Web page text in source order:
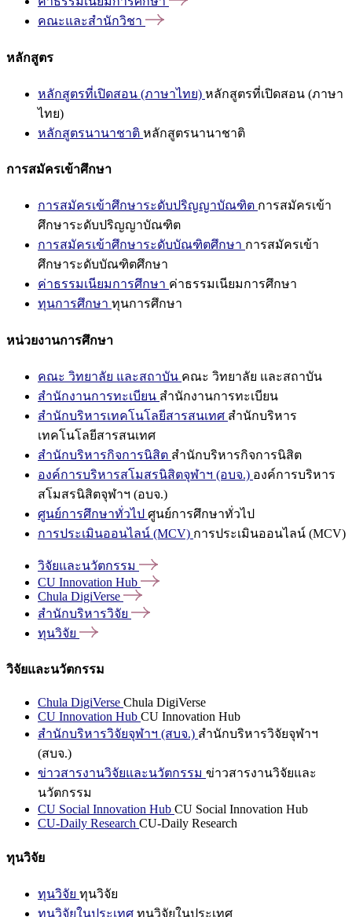
คณะและสำนักวิชา
หลักสูตร
หลักสูตรที่เปิดสอน (ภาษาไทย) หลักสูตรที่เปิดสอน (ภาษา
ไทย)
หลักสูตรนานาชาติ หลักสูตรนานาชาติ
การสมัครเข้าศึกษา
การสมัครเข้าศึกษาระดับปริญญาบัณฑิต การสมัครเข้า
ศึกษาระดับปริญญาบัณฑิต
การสมัครเข้าศึกษาระดับบัณฑิตศึกษา การสมัครเข้า
ศึกษาระดับบัณฑิตศึกษา
ค่าธรรมเนียมการศึกษา ค่าธรรมเนียมการศึกษา
ทุนการศึกษา ทุนการศึกษา
หน่วยงานการศึกษา
คณะ วิทยาลัย และสถาบัน คณะ วิทยาลัย และสถาบัน
สำนักงานการทะเบียน สำนักงานการทะเบียน
สำนักบริหารเทคโนโลยีสารสนเทศ สำนักบริหาร
เทคโนโลยีสารสนเทศ
สำนักบริหารกิจการนิสิต สำนักบริหารกิจการนิสิต
องค์การบริหารสโมสรนิสิตจุฬาฯ (อบจ.) องค์การบริหาร
สโมสรนิสิตจุฬาฯ (อบจ.)
ศูนย์การศึกษาทั่วไป ศูนย์การศึกษาทั่วไป
การประเมินออนไลน์ (MCV) การประเมินออนไลน์ (MCV)
วิจัยและนวัตกรรม
CU Innovation Hub
Chula DigiVerse
สำนักบริหารวิจัย
ทุนวิจัย
วิจัยและนวัตกรรม
Chula DigiVerse Chula DigiVerse
CU Innovation Hub CU Innovation Hub
สำนักบริหารวิจัยจุฬาฯ (สบจ.) สำนักบริหารวิจัยจุฬาฯ
(สบจ.)
ข่าวสารงานวิจัยและนวัตกรรม ข่าวสารงานวิจัยและ
นวัตกรรม
CU Social Innovation Hub CU Social Innovation Hub
CU-Daily Research CU-Daily Research
ทุนวิจัย
ทุนวิจัย ทุนวิจัย
ทุนวิจัยในประเทศ ทุนวิจัยในประเทศ